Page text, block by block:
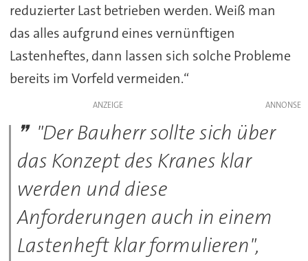
reduzierter Last betrieben werden. Weiß man
das alles aufgrund eines vernünftigen
Lastenheftes, dann lassen sich solche Probleme
bereits im Vorfeld vermeiden.“
ANZEIGE
"Der Bauherr sollte sich über
das Konzept des Kranes klar
werden und diese
Anforderungen auch in einem
Lastenheft klar formulieren",